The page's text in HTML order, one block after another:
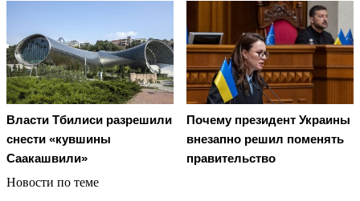
Власти Тбилиси разрешили
снести «кувшины
Саакашвили»
Почему президент Украины
внезапно решил поменять
правительство
Новости по теме